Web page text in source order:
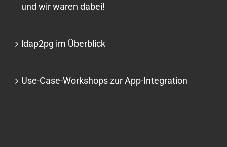
und wir waren dabei!
ldap2pg im Überblick
Use-Case-Workshops zur App-Integration